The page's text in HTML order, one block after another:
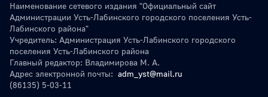
Наименование сетевого издания "Официальный сайт
Администрации Усть-Лабинского городского поселения Усть-
Лабинского района"
Учредитель: Администрация Усть-Лабинского городского
поселения Усть-Лабинского района
Главный редактор: Владимирова М. А.
Адрес электронной почты: adm_yst@mail.ru
(86135) 5-03-11